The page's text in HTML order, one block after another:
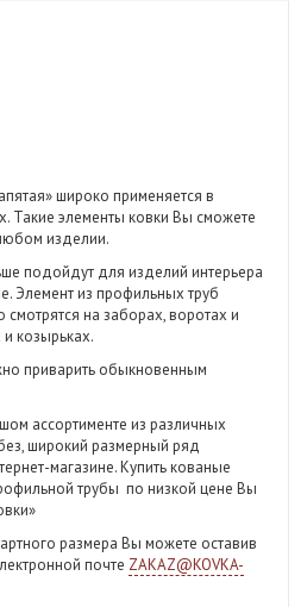
широко применяется в
Такие элементы ковки Вы сможете
изделии.
подойдут для изделий интерьера
Элемент из профильных труб
на заборах, воротах и
и козырьках.
приварить обыкновенным
ассортименте из различных
широкий размерный ряд
магазине. Купить кованые
трубы по низкой цене Вы
размера Вы можете оставив
почте ZAKAZ@KOVKA-